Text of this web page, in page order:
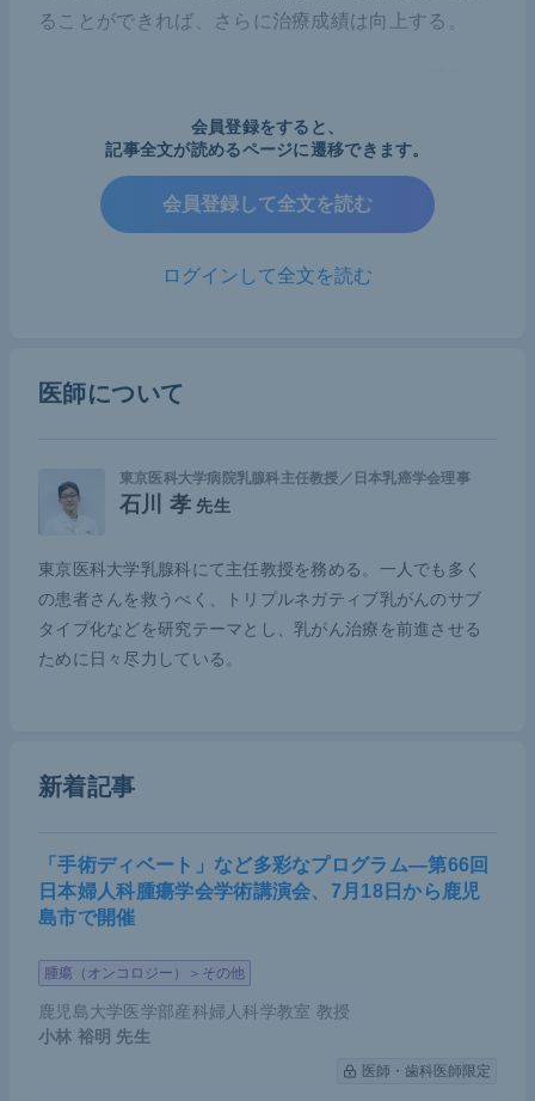
ることができれば、さらに治療成績は向上する。
寄せ集めの集団といえる。最近細分化されていて、
BRCA遺伝子の機能異常のある症例が多く含まれて
いることが分かってきた。
BRCAの機能異常があるとDNA修復ができないの
RP阻害剤が開発されている。注目されているタラゾ
わち髪の毛が抜けるなどの副作用もなく4割の症例
で術前に使用して全てのがん細胞が消失したと2021
年6月に開かれたASCO（アメリカ臨床腫瘍学会）年
次総会で報告された。
血液検査でBRCA変異がある人には確実に効く。ト
リプルネガティブが乳がん患者全体の10％で、さら
果があると考えられるため、対象はもっと広げられ
BRCA機能異常は、卵巣がんや前立腺がんや膵がん
の原因にもなるため、遺伝子の異常に応じた臓器横
会員登録をすると、
記事全文が読めるページに遷移できます。
会員登録して全文を読む
ログインして全文を読む
医師について
東京医科大学病院乳腺科主任教授／日本乳癌学会理事
石川 孝 先生
東京医科大学乳腺科にて主任教授を務める。一人でも多く
の患者さんを救うべく、トリプルネガティブ乳がんのサブ
タイプ化などを研究テーマとし、乳がん治療を前進させる
ために日々尽力している。
新着記事
「手術ディベート」など多彩なプログラム―第66回
日本婦人科腫瘍学会学術講演会、7月18日から鹿児
島市で開催
腫瘍（オンコロジー）＞その他
鹿児島大学医学部産科婦人科学教室 教授
小林 裕明 先生
医師・歯科医師限定